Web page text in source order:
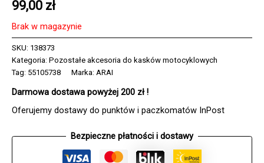
99,00 zł
Brak w magazynie
SKU: 138373
Kategoria: Pozostałe akcesoria do kasków motocyklowych
Tag: 55105738 Marka: ARAI
Darmowa dostawa powyżej 200 zł !
Oferujemy dostawy do punktów i paczkomatów InPost
Bezpieczne płatności i dostawy